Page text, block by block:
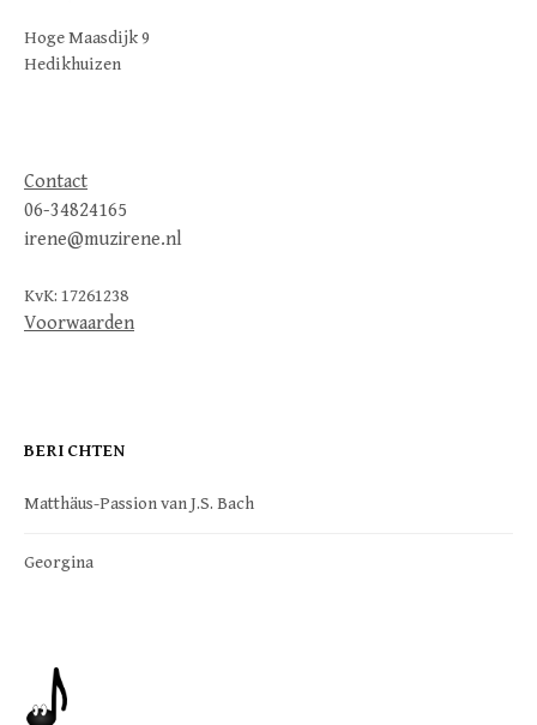
Hoge Maasdijk 9
Hedikhuizen
Contact
06-34824165
irene@muzirene.nl
KvK: 17261238
Voorwaarden
BERICHTEN
Matthäus-Passion van J.S. Bach
Georgina